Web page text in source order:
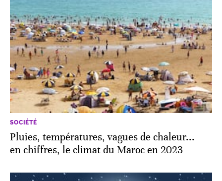
SOCIÉTÉ
Pluies, températures, vagues de chaleur...
en chiffres, le climat du Maroc en 2023